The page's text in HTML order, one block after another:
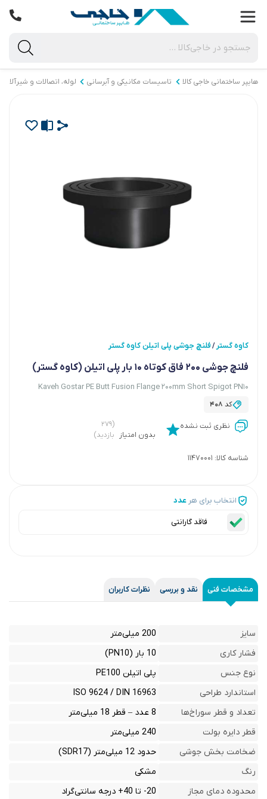
هایپر ساختمانی خاجی‌ کالا تاسیسات مکانیکی و آبرسانی لوله، اتصالات و شیرآلات
کاوه گستر /فلنچ جوشی پلی اتیلن کاوه گستر
فلنچ جوشی 200 فاق کوتاه 10 بار پلی اتیلن (کاوه گستر)
Kaveh Gostar PE Butt Fusion Flange 200mm Short Spigot PN10
کد 408
نظری ثبت نشده
بدون امتیاز
(۲۷۹
بازدید)
شناسه کالا: 11470001
انتخاب برای هر عدد
فاقد گارانتی
مشخصات فنی نقد و بررسی نظرات کاربران
سایز
200 میلی‌متر
فشار کاری
10 بار (PN10)
نوع جنس
پلی اتیلن PE100
استاندارد طراحی
ISO 9624 / DIN 16963
تعداد و قطر سوراخ‌ها
8 عدد – قطر 18 میلی‌متر
قطر دایره بولت
240 میلی‌متر
ضخامت بخش جوشی
حدود 12 میلی‌متر (SDR17)
رنگ
مشکی
محدوده دمای مجاز
20- تا 40+ درجه سانتی‌گراد